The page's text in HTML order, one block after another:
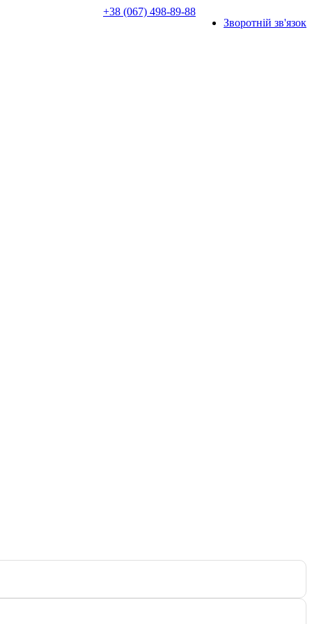
+38 (067) 498-89-88
Зворотній зв'язок